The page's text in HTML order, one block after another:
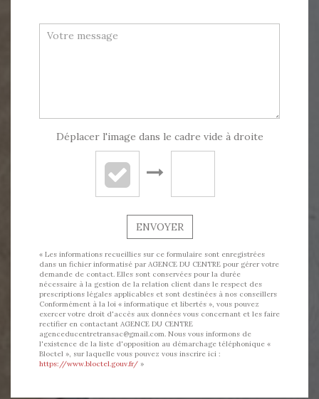
Déplacer l'image dans le cadre vide à droite
ENVOYER
« Les informations recueillies sur ce formulaire sont enregistrées
dans un fichier informatisé par AGENCE DU CENTRE pour gérer votre
demande de contact. Elles sont conservées pour la durée
nécessaire à la gestion de la relation client dans le respect des
prescriptions légales applicables et sont destinées à nos conseillers
Conformément à la loi « informatique et libertés », vous pouvez
exercer votre droit d'accès aux données vous concernant et les faire
rectifier en contactant AGENCE DU CENTRE
agenceducentretransac@gmail.com. Nous vous informons de
l'existence de la liste d'opposition au démarchage téléphonique «
Bloctel », sur laquelle vous pouvez vous inscrire ici :
https://www.bloctel.gouv.fr/ »